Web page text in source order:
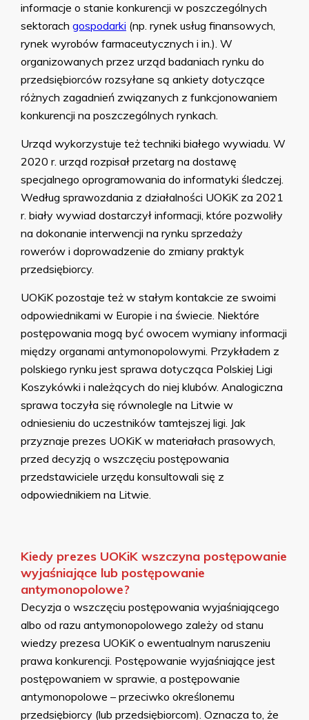
informacje o stanie konkurencji w poszczególnych
sektorach gospodarki (np. rynek usług finansowych,
rynek wyrobów farmaceutycznych i in.). W
organizowanych przez urząd badaniach rynku do
przedsiębiorców rozsyłane są ankiety dotyczące
różnych zagadnień związanych z funkcjonowaniem
konkurencji na poszczególnych rynkach.
Urząd wykorzystuje też techniki białego wywiadu. W
2020 r. urząd rozpisał przetarg na dostawę
specjalnego oprogramowania do informatyki śledczej.
Według sprawozdania z działalności UOKiK za 2021
r. biały wywiad dostarczył informacji, które pozwoliły
na dokonanie interwencji na rynku sprzedaży
rowerów i doprowadzenie do zmiany praktyk
przedsiębiorcy.
UOKiK pozostaje też w stałym kontakcie ze swoimi
odpowiednikami w Europie i na świecie. Niektóre
postępowania mogą być owocem wymiany informacji
między organami antymonopolowymi. Przykładem z
polskiego rynku jest sprawa dotycząca Polskiej Ligi
Koszykówki i należących do niej klubów. Analogiczna
sprawa toczyła się równolegle na Litwie w
odniesieniu do uczestników tamtejszej ligi. Jak
przyznaje prezes UOKiK w materiałach prasowych,
przed decyzją o wszczęciu postępowania
przedstawiciele urzędu konsultowali się z
odpowiednikiem na Litwie.
Kiedy prezes UOKiK wszczyna postępowanie
wyjaśniające lub postępowanie
antymonopolowe?
Decyzja o wszczęciu postępowania wyjaśniającego
albo od razu antymonopolowego zależy od stanu
wiedzy prezesa UOKiK o ewentualnym naruszeniu
prawa konkurencji. Postępowanie wyjaśniające jest
postępowaniem w sprawie, a postępowanie
antymonopolowe – przeciwko określonemu
przedsiębiorcy (lub przedsiębiorcom). Oznacza to, że